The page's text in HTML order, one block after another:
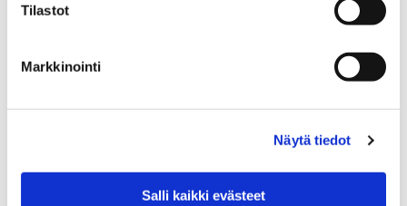
Tilastot
Markkinointi
Näytä tiedot
Salli kaikki evästeet
Etusivu
Kasvatus ja koulutus
Yhteystiedot
Yhteystiedot